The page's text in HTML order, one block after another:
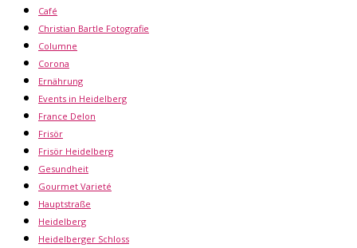
Café
Christian Bartle Fotografie
Columne
Corona
Ernährung
Events in Heidelberg
France Delon
Frisör
Frisör Heidelberg
Gesundheit
Gourmet Varieté
Hauptstraße
Heidelberg
Heidelberger Schloss